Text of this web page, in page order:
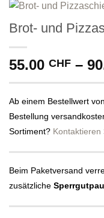
Brot- und
55.00 CHF –
Ab einem Bestellwert
Bestellung
Sortiment? Kontaktieren
Beim Paketversand
zusätzliche